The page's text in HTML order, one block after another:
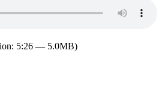
5:26 — 5.0MB)